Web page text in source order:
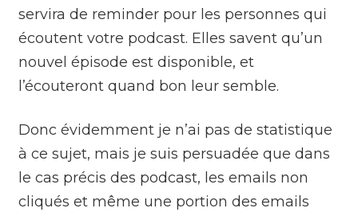
servira de reminder pour les personnes qui
écoutent votre podcast. Elles savent qu’un
nouvel épisode est disponible, et
l’écouteront quand bon leur semble.
Donc évidemment je n’ai pas de statistique
à ce sujet, mais je suis persuadée que dans
le cas précis des podcast, les emails non
cliqués et même une portion des emails